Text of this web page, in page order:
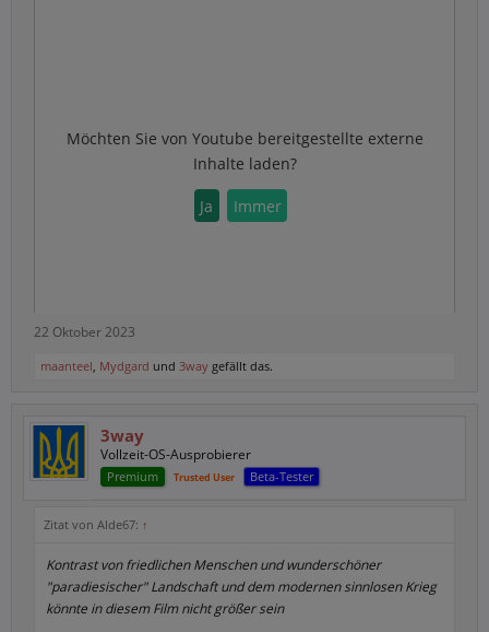
Möchten Sie von Youtube bereitgestellte externe
Inhalte laden?
Ja Immer
22 Oktober 2023
maanteel, Mydgard und 3way gefällt das.
3way
Vollzeit-OS-Ausprobierer
Premium Trusted User Beta-Tester
Zitat von Alde67: ↑
Kontrast von friedlichen Menschen und wunderschöner
"paradiesischer" Landschaft und dem modernen sinnlosen Krieg
könnte in diesem Film nicht größer sein